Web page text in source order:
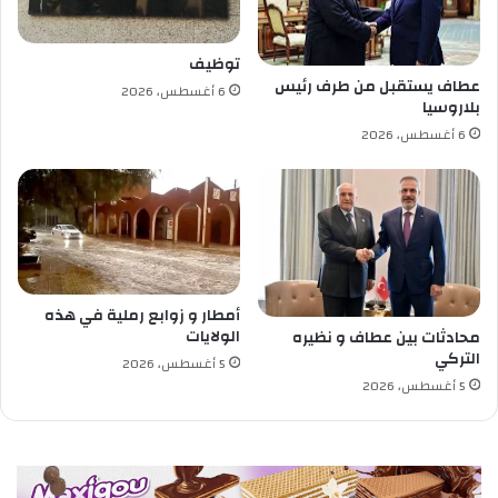
ل
ج
ي
و
ا
ل
أ
س
ل
ك
ا
ل
ن
ظ
ا
ي
و
عطاف يستقبل من طرف رئيس
بلاروسيا
6 أغسطس، 2026
توظيف
6 أغسطس، 2026
محادثات بين عطاف و نظيره
التركي
5 أغسطس، 2026
أمطار و زوابع رملية في هذه
الولايات
5 أغسطس، 2026